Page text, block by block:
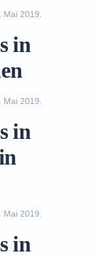
Mai 2019
in
Mai 2019
in
Mai 2019
in